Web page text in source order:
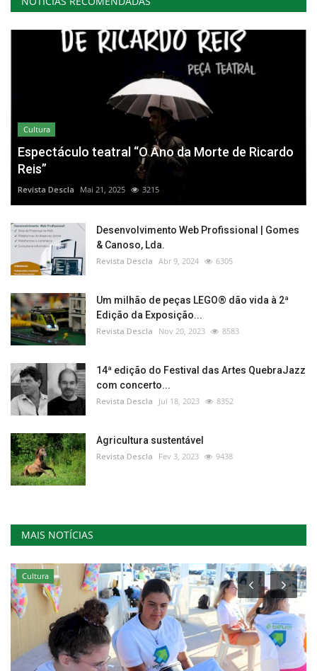
Cultura
Espectáculo teatral “O Ano da Morte de Ricardo
Reis”
Revista Descla Mai 21, 2025 3215
Desenvolvimento Web Profissional | Gomes
& Canoso, Lda.
Revista Descla Abr 9, 2024 6305
Um milhão de peças LEGO® dão vida à 2ª
Edição da Exposição...
Revista Descla Nov 20, 2023 8583
14ª edição do Festival das Artes QuebraJazz
com concerto...
Revista Descla Jul 18, 2023 8352
Agricultura sustentável
Revista Descla Fev 3, 2023 9438
MAIS NOTÍCIAS
Cultura